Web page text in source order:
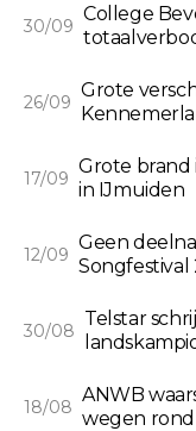
30/09
College
26/09
Grote
17/09
Grote brand
in IJmuiden
12/09
Geen
Songfestival
30/08
Telstar
18/08
ANWB
wegen rond